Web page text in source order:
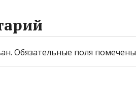
Обязательные поля помечены